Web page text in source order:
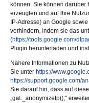
können. Sie können darüber
erzeugten und auf Ihre
IP-Adresse) an Google
verhindern, indem sie das
(https://tools.google.com/
Plugin herunterladen und
Nähere Informationen zu
Sie unter https://
https://support.google.com/
Sie darauf hin, dass auf
„gat._anonymizeIp();"